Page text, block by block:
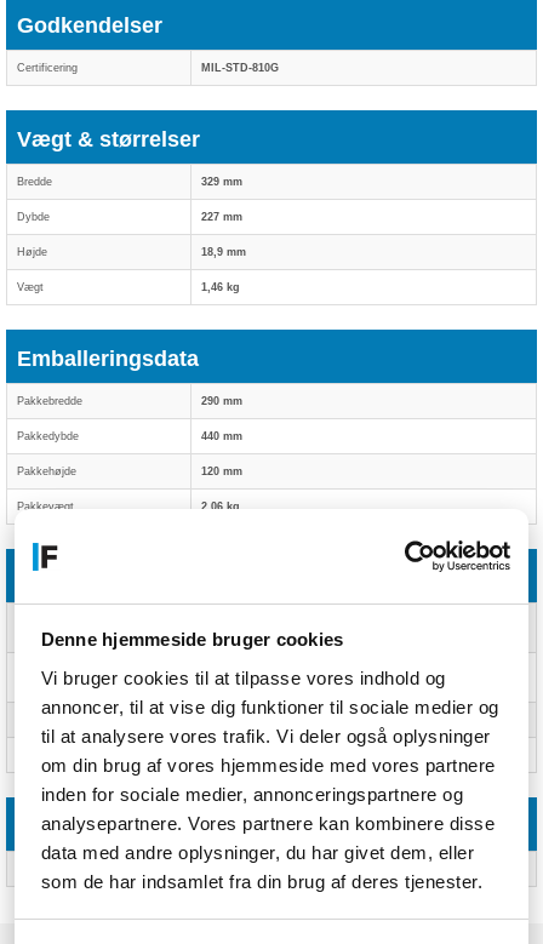
Denne hjemmeside bruger cookies
Vi bruger cookies til at tilpasse vores indhold og
annoncer, til at vise dig funktioner til sociale medier og
til at analysere vores trafik. Vi deler også oplysninger
om din brug af vores hjemmeside med vores partnere
inden for sociale medier, annonceringspartnere og
analysepartnere. Vores partnere kan kombinere disse
data med andre oplysninger, du har givet dem, eller
som de har indsamlet fra din brug af deres tjenester.
Godkendelser
Certificering MIL-STD-810G
Vægt & størrelser
Bredde 329 mm
Dybde 227 mm
Højde 18,9 mm
Vægt 1,46 kg
Emballeringsdata
Pakkebredde 290 mm
Pakkedybde 440 mm
Pakkehøjde 120 mm
Pakkevægt 2,06 kg
CO2-aftryk
CO2e)
Refurbishment impact (kg of
CO2e)
6,79
Avoided emissions (kg of CO2e) 237,77
Andre funktioner